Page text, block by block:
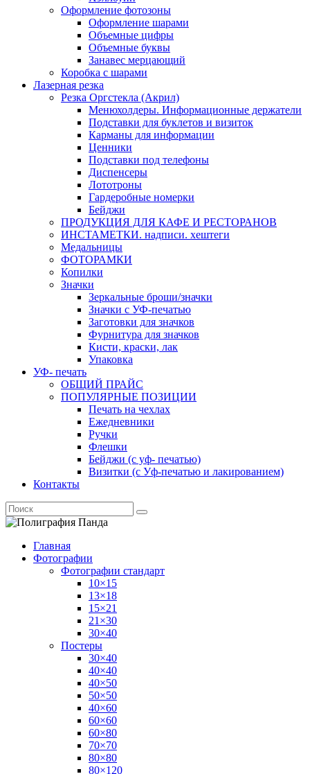
Оформление фотозоны
Оформление шарами
Объемные цифры
Объемные буквы
Занавес мерцающий
Коробка с шарами
Лазерная резка
Резка Оргстекла (Акрил)
Менюхолдеры. Информационные держатели
Подставки для буклетов и визиток
Карманы для информации
Ценники
Подставки под телефоны
Диспенсеры
Лототроны
Гардеробные номерки
Бейджи
ПРОДУКЦИЯ ДЛЯ КАФЕ И РЕСТОРАНОВ
ИНСТАМЕТКИ. надписи. хештеги
Медальницы
ФОТОРАМКИ
Копилки
Значки
Зеркальные броши/значки
Значки с УФ-печатью
Заготовки для значков
Фурнитура для значков
Кисти, краски, лак
Упаковка
УФ- печать
ОБЩИЙ ПРАЙС
ПОПУЛЯРНЫЕ ПОЗИЦИИ
Печать на чехлах
Ежедневники
Ручки
Флешки
Бейджи (с уф- печатью)
Визитки (с Уф-печатью и лакированием)
Контакты
Главная
Фотографии
Фотографии стандарт
10×15
13×18
15×21
21×30
30×40
Постеры
30×40
40×40
40×50
50×50
40×60
60×60
60×80
70×70
80×80
80×120